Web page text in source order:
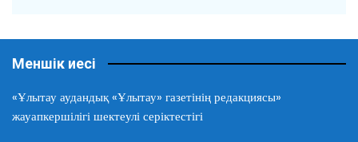
Меншік иесі
«Ұлытау аудандық «Ұлытау» газетінің редакциясы»
жауапкершілігі шектеулі серіктестігі